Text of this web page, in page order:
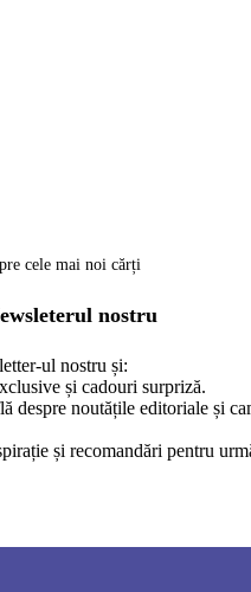
cele mai noi cărți
nostru
ul nostru și:
și cadouri surpriză.
despre noutățile editoriale și
și recomandări pentru